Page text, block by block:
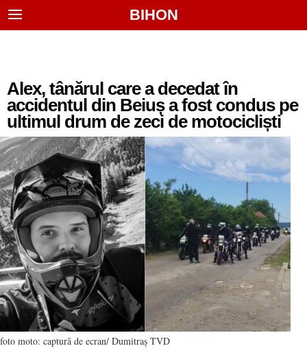
BIHON
Alex, tânărul care a decedat în
accidentul din Beiuș a fost condus pe
ultimul drum de zeci de motocicliști
foto moto: captură de ecran/ Dumitraș TVD